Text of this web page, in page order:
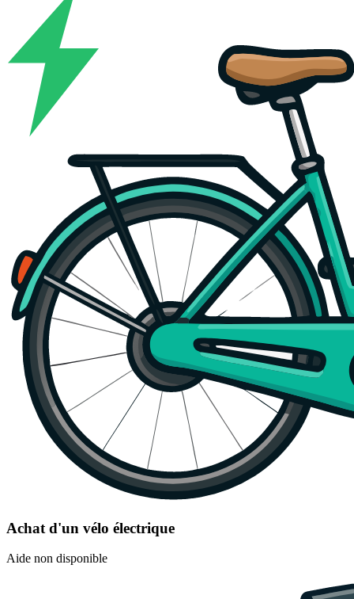
Achat d'un vélo électrique
Aide non disponible